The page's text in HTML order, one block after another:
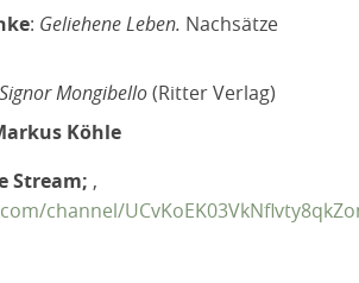
2024
2022
2021
2020
2019
: Geliehene Leben. Nachsätze
Signor Mongibello(Ritter Verlag)
Köhle
Stream; ,
channel/